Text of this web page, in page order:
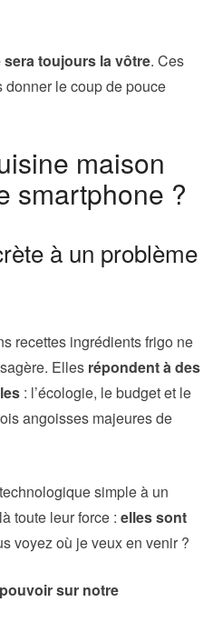
sera toujours la vôtre. Ces
le coup de pouce
maison
smartphone ?
à un problème
recettes ingrédients frigo ne
Elles répondent à des
: l’écologie, le budget et le
angoisses majeures de
simple à un
toute leur force : elles sont
voyez où je veux en venir ?
sur notre